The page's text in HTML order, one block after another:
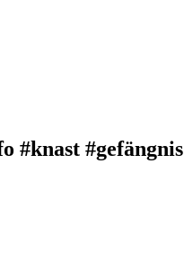
#knast #gefängnis